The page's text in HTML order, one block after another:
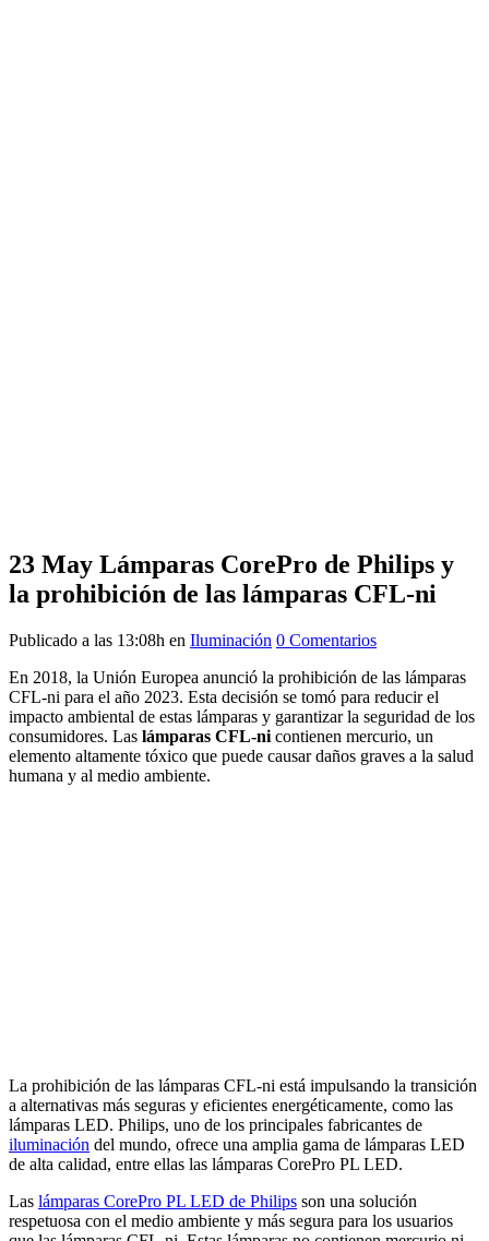
23 May Lámparas CorePro de Philips y
la prohibición de las lámparas CFL-ni
Publicado a las 13:08h en Iluminación 0 Comentarios
En 2018, la Unión Europea anunció la prohibición de las lámparas
CFL-ni para el año 2023. Esta decisión se tomó para reducir el
impacto ambiental de estas lámparas y garantizar la seguridad de los
consumidores. Las lámparas CFL-ni contienen mercurio, un
elemento altamente tóxico que puede causar daños graves a la salud
humana y al medio ambiente.
La prohibición de las lámparas CFL-ni está impulsando la transición
a alternativas más seguras y eficientes energéticamente, como las
lámparas LED. Philips, uno de los principales fabricantes de
iluminación del mundo, ofrece una amplia gama de lámparas LED
de alta calidad, entre ellas las lámparas CorePro PL LED.
Las lámparas CorePro PL LED de Philips son una solución
respetuosa con el medio ambiente y más segura para los usuarios